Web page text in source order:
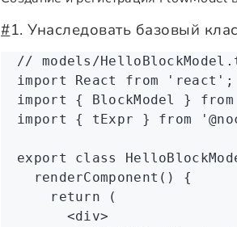
#1. Унаследовать базовый
// models/
import React from 'react' ;
import { BlockModel } from
import { tExpr } from
export class
  renderComponent
() {
    return
(
      <
div>